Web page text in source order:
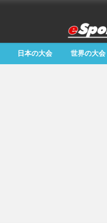
日本の大会 世界の大会